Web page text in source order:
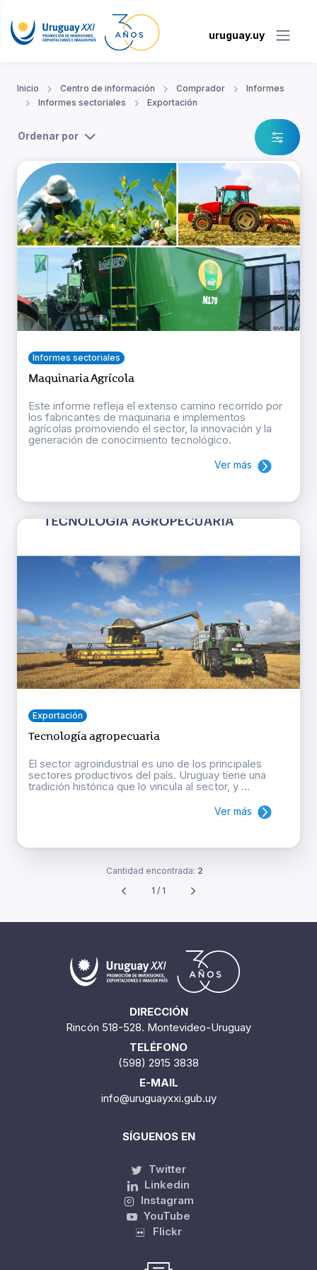
uruguay.uy
Inicio Centro de información Comprador
Informes
Informes sectoriales
Exportación
Ordenar por
Informes sectoriales
Maquinaria Agrícola
Este informe refleja el extenso camino recorrido por
los fabricantes de maquinaria e implementos
agrícolas promoviendo el sector, la innovación y la
generación de conocimiento tecnológico.
Ver más
Exportación
Tecnología agropecuaria
El sector agroindustrial es uno de los principales
sectores productivos del país. Uruguay tiene una
tradición histórica que lo vincula al sector, y ...
Ver más
Cantidad encontrada: 2
1 / 1
DIRECCIÓN
Rincón 518-528. Montevideo-Uruguay
TELÉFONO
(598) 2915 3838
E-MAIL
info@uruguayxxi.gub.uy
SÍGUENOS EN
Twitter
Linkedin
Instagram
YouTube
Flickr